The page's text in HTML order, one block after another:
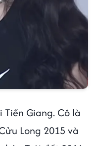
Tiền Giang. Cô là
Long 2015 và